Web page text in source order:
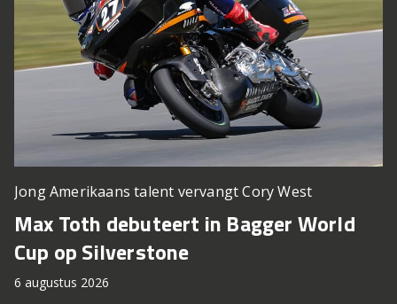
Jong Amerikaans talent vervangt Cory West
Max Toth debuteert in Bagger World
Cup op Silverstone
6 augustus 2026